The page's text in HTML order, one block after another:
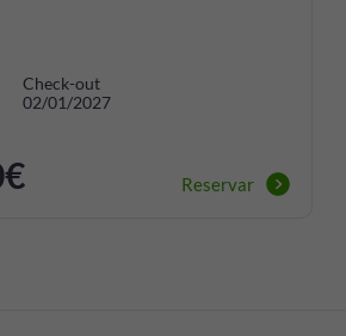
Check-out
02/01/2027
Reservar